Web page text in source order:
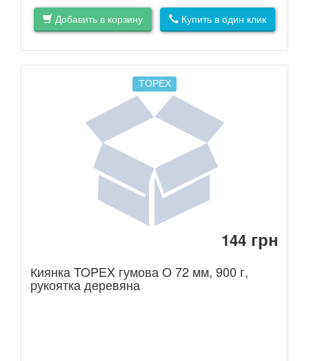
Добавить в корзину Купить в один клик
TOPEX
144 грн
Киянка TOPEX гумова O 72 мм, 900 г,
рукоятка деревяна